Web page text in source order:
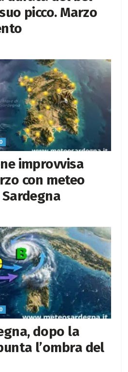
picco. Marzo
improvvisa
con meteo
dopo la
l’ombra del